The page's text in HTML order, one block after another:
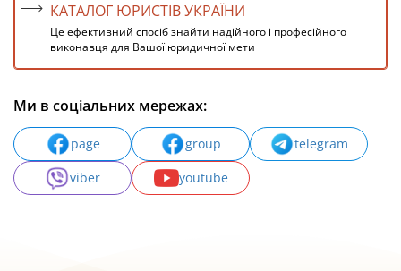
КАТАЛОГ ЮРИСТІВ УКРАЇНИ
Це ефективний спосіб знайти надійного і професійного
виконавця для Вашої юридичної мети
Ми в соціальних мережах:
page group
telegram
viber
youtube